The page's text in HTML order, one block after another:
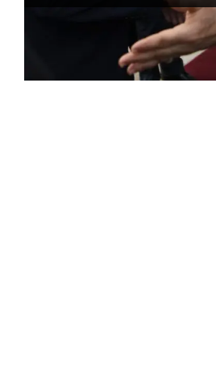
ROSE VALLAND, HEROÏNE DE